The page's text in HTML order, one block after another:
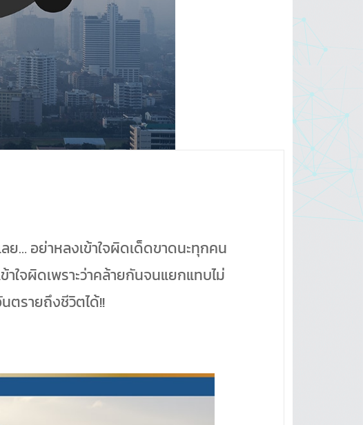
ย… อย่าหลงเข้าใจผิดเด็ดขาดนะทุกคน
ใจผิดเพราะว่าคล้ายกันจนแยกแทบไม่
ตรายถึงชีวิตได้!!